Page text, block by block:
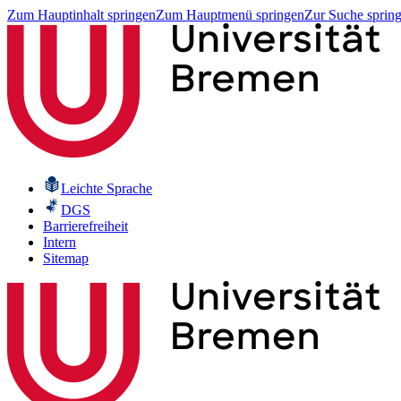
Zum Hauptinhalt springenZum Hauptmenü springenZur Suche
Leichte Sprache
DGS
Barrierefreiheit
Intern
Sitemap